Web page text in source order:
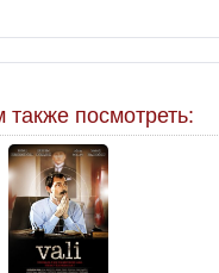
также посмотреть: